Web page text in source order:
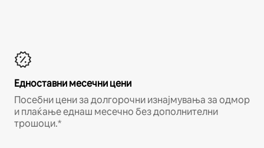
Едноставни месечни цени
Посебни цени за долгорочни изнајмувања за одмор
и плаќање еднаш месечно без дополнителни
трошоци.*